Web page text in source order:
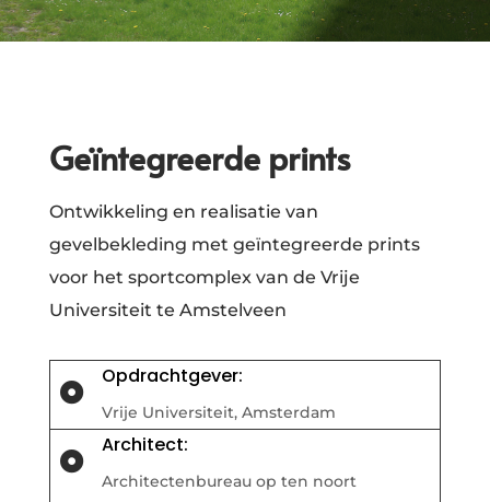
Geïntegreerde prints
Ontwikkeling en realisatie van
gevelbekleding met geïntegreerde prints
voor het sportcomplex van de Vrije
Universiteit te Amstelveen

Opdrachtgever:
Vrije Universiteit, Amsterdam

Architect:
Architectenbureau op ten noort